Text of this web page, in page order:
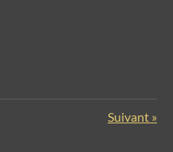
Suivant »